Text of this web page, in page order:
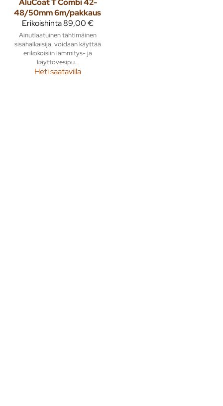
AluCoat T Combi 42-
48/50mm 6m/pakkaus
Erikoishinta89,00 €
Ainutlaatuinen tähtimäinen
sisähalkaisija, voidaan käyttää
erikokoisiin lämmitys- ja
käyttövesipu...
Heti saatavilla